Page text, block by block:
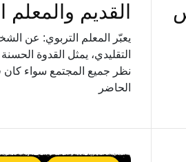
القديم
يعبّر المعلم التربوي: عن
التقليدي، يمثل القدوة
نظر جميع المجتمع سواء
الحاضر